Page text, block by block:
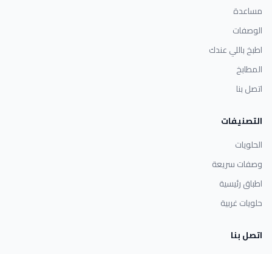
مساعدة
الوصفات
اطبخ باللي عندك
المطابخ
اتصل بنا
التصنيفات
الحلويات
وصفات سريعة
اطباق رئيسية
حلويات غربية
اتصل بنا